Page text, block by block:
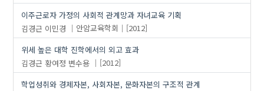
이주근로자 가정의 사회적 관계망과 자녀교육 기획
김경근 이민경 안암교육학회
[2012]
위세 높은 대학 진학에서의 외고 효과
김경근 황여정 변수용
[2012]
학업성취와 경제자본, 사회자본, 문화자본의 구조적 관계